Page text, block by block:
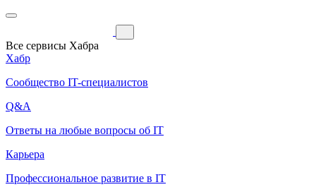
Все сервисы Хабра
Хабр
Сообщество IT-специалистов
Q&A
Ответы на любые вопросы об IT
Карьера
Профессиональное развитие в IT